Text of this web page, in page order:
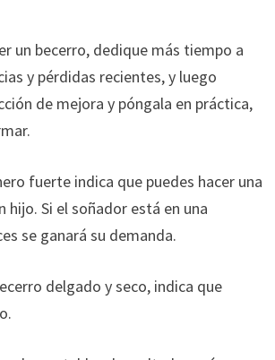
un becerro, dedique más tiempo a
y pérdidas recientes, y luego
de mejora y póngala en práctica,
fuerte indica que puedes hacer una
hijo. Si el soñador está en una
se ganará su demanda.
delgado y seco, indica que